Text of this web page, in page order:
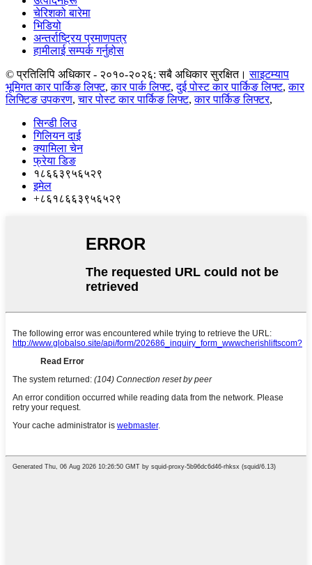
चेरिशको बारेमा
भिडियो
अन्तर्राष्ट्रिय प्रमाणपत्र
हामीलाई सम्पर्क गर्नुहोस
© प्रतिलिपि अधिकार - २०१०-२०२६: सबै अधिकार सुरक्षित। साइटम्याप
भूमिगत कार पार्किङ लिफ्ट,कार पार्क लिफ्ट,दुई पोस्ट कार पार्किङ लिफ्ट,कार
लिफ्टिङ उपकरण,चार पोस्ट कार पार्किङ लिफ्ट,कार पार्किङ लिफ्टर,
सिन्डी लिउ
गिलियन दाई
क्यामिला चेन
फ्रेया डिङ
१८६६३९५६५२९
इमेल
+८६१८६६३९५६५२९